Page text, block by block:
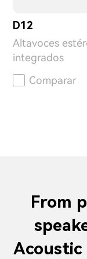
D12
Altavoces
integrados
Comparar
From
Acoustic